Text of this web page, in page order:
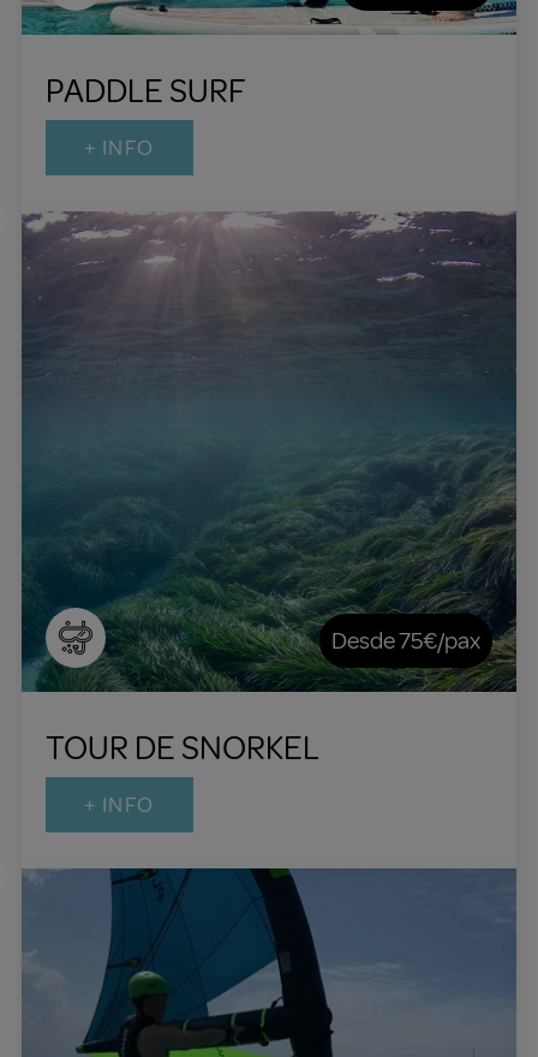
PADDLE SURF
+ INFO
Desde 75€/pax
TOUR DE SNORKEL
+ INFO